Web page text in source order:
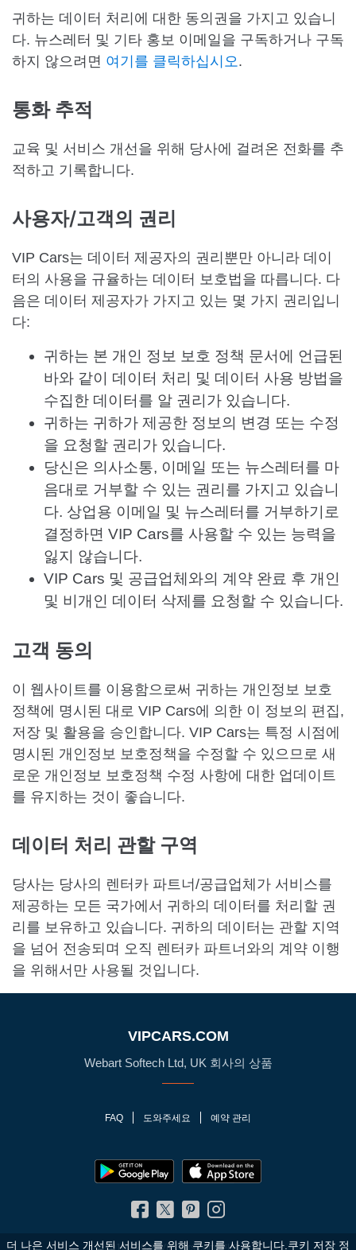
귀하는 데이터 처리에 대한 동의권을 가지고 있습니
다. 뉴스레터 및 기타 홍보 이메일을 구독하거나 구독
하지 않으려면 여기를 클릭하십시오.
통화 추적
교육 및 서비스 개선을 위해 당사에 걸려온 전화를 추
적하고 기록합니다.
사용자/고객의 권리
VIP Cars는 데이터 제공자의 권리뿐만 아니라 데이
터의 사용을 규율하는 데이터 보호법을 따릅니다. 다
음은 데이터 제공자가 가지고 있는 몇 가지 권리입니
다:
귀하는 본 개인 정보 보호 정책 문서에 언급된
바와 같이 데이터 처리 및 데이터 사용 방법을
수집한 데이터를 알 권리가 있습니다.
귀하는 귀하가 제공한 정보의 변경 또는 수정
을 요청할 권리가 있습니다.
당신은 의사소통, 이메일 또는 뉴스레터를 마
음대로 거부할 수 있는 권리를 가지고 있습니
다. 상업용 이메일 및 뉴스레터를 거부하기로
결정하면 VIP Cars를 사용할 수 있는 능력을
잃지 않습니다.
VIP Cars 및 공급업체와의 계약 완료 후 개인
및 비개인 데이터 삭제를 요청할 수 있습니다.
고객 동의
이 웹사이트를 이용함으로써 귀하는 개인정보 보호
정책에 명시된 대로 VIP Cars에 의한 이 정보의 편집,
저장 및 활용을 승인합니다. VIP Cars는 특정 시점에
명시된 개인정보 보호정책을 수정할 수 있으므로 새
로운 개인정보 보호정책 수정 사항에 대한 업데이트
를 유지하는 것이 좋습니다.
데이터 처리 관할 구역
당사는 당사의 렌터카 파트너/공급업체가 서비스를
제공하는 모든 국가에서 귀하의 데이터를 처리할 권
리를 보유하고 있습니다. 귀하의 데이터는 관할 지역
을 넘어 전송되며 오직 렌터카 파트너와의 계약 이행
을 위해서만 사용될 것입니다.
VIPCARS.COM
Webart Softech Ltd, UK 회사의 상품
FAQ 도와주세요 예약 관리
© 2010 - 2026 VIPCars.com. 판권 소유
더 나은 서비스 개선된 서비스를 위해 쿠키를 사용합니다.쿠키 저장 정